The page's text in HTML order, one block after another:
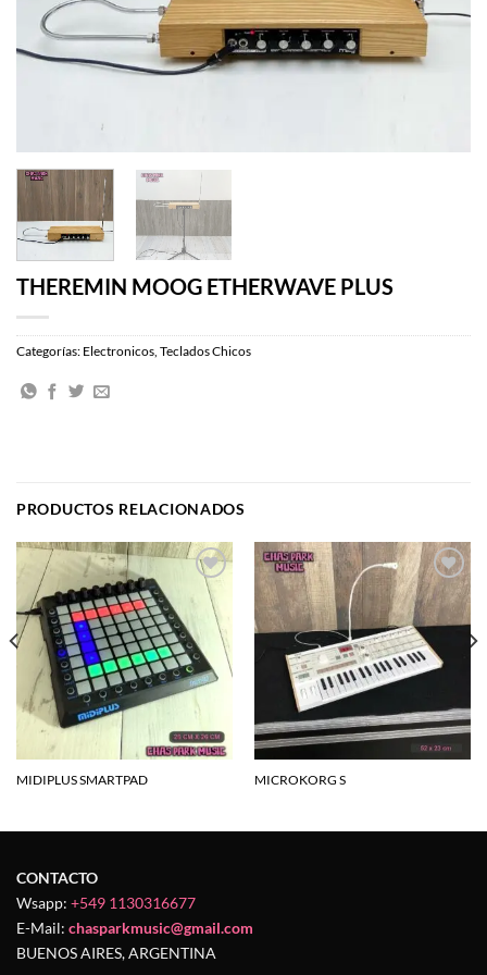
THEREMIN MOOG ETHERWAVE PLUS
Categorías: Electronicos Teclados Chicos
PRODUCTOS RELACIONADOS
Agregar
a la
lista de
deseos
MIDIPLUS SMARTPAD
Agregar
a la
lista de
MICROKORG S
CONTACTO
Wsapp: +549 1130316677
E-Mail: chasparkmusic@gmail.com
BUENOS AIRES, ARGENTINA